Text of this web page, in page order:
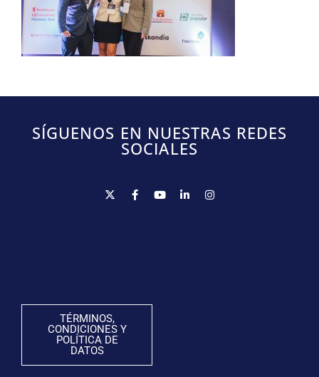
SÍGUENOS EN NUESTRAS REDES
SOCIALES
TÉRMINOS,
CONDICIONES Y
POLÍTICA DE
DATOS